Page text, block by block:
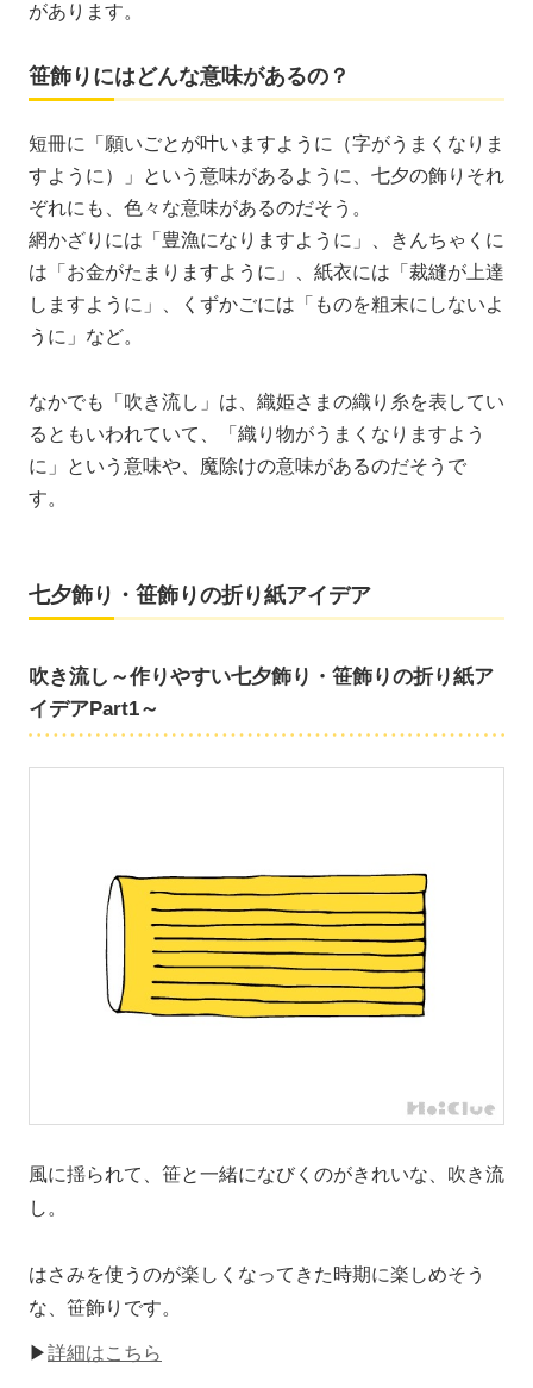
があります。
笹飾りにはどんな意味があるの？
短冊に「願いごとが叶いますように（字がうまくなりま
すように）」という意味があるように、七夕の飾りそれ
ぞれにも、色々な意味があるのだそう。
網かざりには「豊漁になりますように」、きんちゃくに
は「お金がたまりますように」、紙衣には「裁縫が上達
しますように」、くずかごには「ものを粗末にしないよ
うに」など。
なかでも「吹き流し」は、織姫さまの織り糸を表してい
るともいわれていて、「織り物がうまくなりますよう
に」という意味や、魔除けの意味があるのだそうで
す。
七夕飾り・笹飾りの折り紙アイデア
吹き流し～作りやすい七夕飾り・笹飾りの折り紙ア
イデアPart1～
風に揺られて、笹と一緒になびくのがきれいな、吹き流
し。
はさみを使うのが楽しくなってきた時期に楽しめそう
な、笹飾りです。
▶詳細はこちら